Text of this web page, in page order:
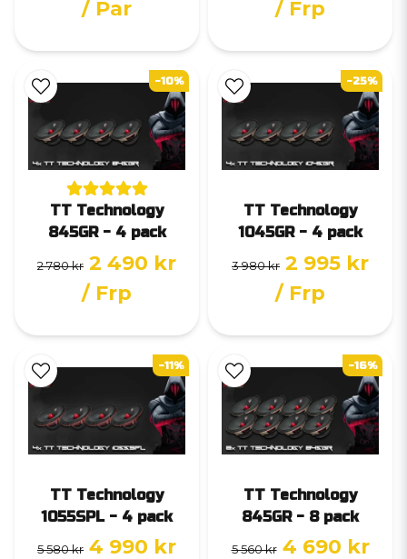
/ Par / Frp
TT Technology
845GR - 4 pack
2 780 kr 2 490 kr
/ Frp
-10%
TT Technology
1045GR - 4 pack
3 980 kr 2 995 kr
/ Frp
-25%
TT Technology
1055SPL - 4 pack
5 580 kr 4 990 kr
-11%
TT Technology
845GR - 8 pack
5 560 kr 4 690 kr
-16%